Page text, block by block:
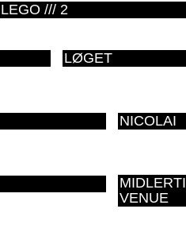
LEGO /// 2
LØGET
NICOLAI
VENUE